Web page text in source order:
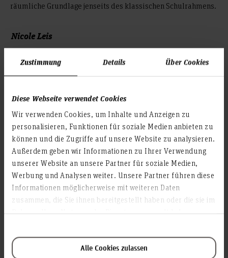
Zustimmung Details Über Cookies
Diese Webseite verwendet Cookies
Wir verwenden Cookies, um Inhalte und Anzeigen zu
personalisieren, Funktionen für soziale Medien anbieten zu
können und die Zugriffe auf unsere Website zu analysieren.
Außerdem geben wir Informationen zu Ihrer Verwendung
unserer Website an unsere Partner für soziale Medien,
Werbung und Analysen weiter. Unsere Partner führen diese
Informationen möglicherweise mit weiteren Daten
zusammen, die Sie ihnen bereitgestellt haben oder die sie im
Alle Cookies zulassen
räumliche Grundlage jenseits des klassischen Schulrahmens.
Nicole Leis
Bachelor Innenarchitektur
Erstprüfer: Prof. in Dr. in Martina Wiedleroither
© Nicole Leis
© Nicole Leis
© Nicole Leis
© Nicole Leis
© Nicole Leis